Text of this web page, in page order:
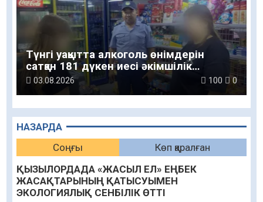
НАЗАРДА
Соңғы
Көп қаралған
ҚЫЗЫЛОРДАДА «ЖАСЫЛ ЕЛ» ЕҢБЕК
ЖАСАҚТАРЫНЫҢ ҚАТЫСУЫМЕН
ЭКОЛОГИЯЛЫҚ СЕНБІЛІК ӨТТІ
Түнгі уақытта алкоголь өнімдерін
сатқан 181 дүкен иесі әкімшілік
жауапкершілікке тартылды
03.08.2026 100 0